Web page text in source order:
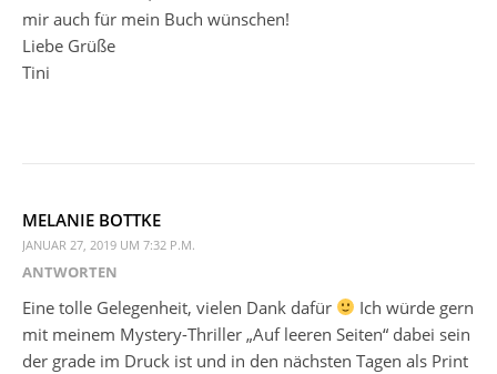
mir auch für mein Buch wünschen!
Liebe Grüße
Tini
MELANIE BOTTKE
JANUAR 27, 2019 UM 7:32 P.M.
ANTWORTEN
Eine tolle Gelegenheit, vielen Dank dafür
Ich würde gern
mit meinem Mystery-Thriller „Auf leeren Seiten“ dabei sein
der grade im Druck ist und in den nächsten Tagen als Print